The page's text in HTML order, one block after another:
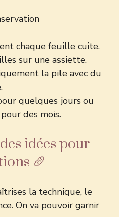
chaque feuille cuite.
sur une assiette.
la pile avec du
quelques jours ou
des mois.
idées pour
🥖
la technique, le
On va pouvoir garnir